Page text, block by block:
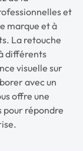
et
marque et à
La retouche
différents
visuelle sur
avec un
offre une
pour répondre